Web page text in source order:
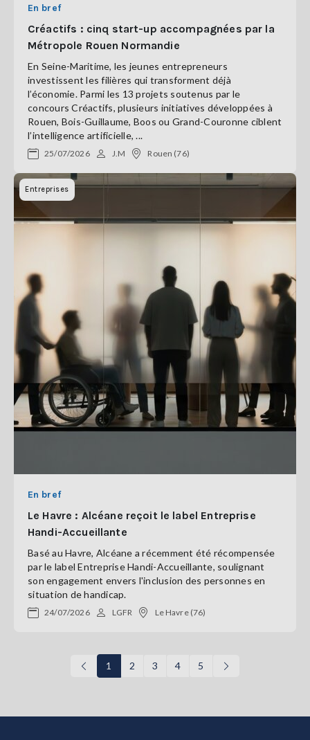
En bref
Créactifs : cinq start-up accompagnées par la
Métropole Rouen Normandie
En Seine-Maritime, les jeunes entrepreneurs
investissent les filières qui transforment déjà
l’économie. Parmi les 13 projets soutenus par le
concours Créactifs, plusieurs initiatives développées à
Rouen, Bois-Guillaume, Boos ou Grand-Couronne ciblent
l’intelligence artificielle, ...
25/07/2026 J.M Rouen (76)
Entreprises
En bref
Le Havre : Alcéane reçoit le label Entreprise
Handi-Accueillante
Basé au Havre, Alcéane a récemment été récompensée
par le label Entreprise Handi-Accueillante, soulignant
son engagement envers l'inclusion des personnes en
situation de handicap.
24/07/2026 LGFR Le Havre (76)
1 2 3 4 5